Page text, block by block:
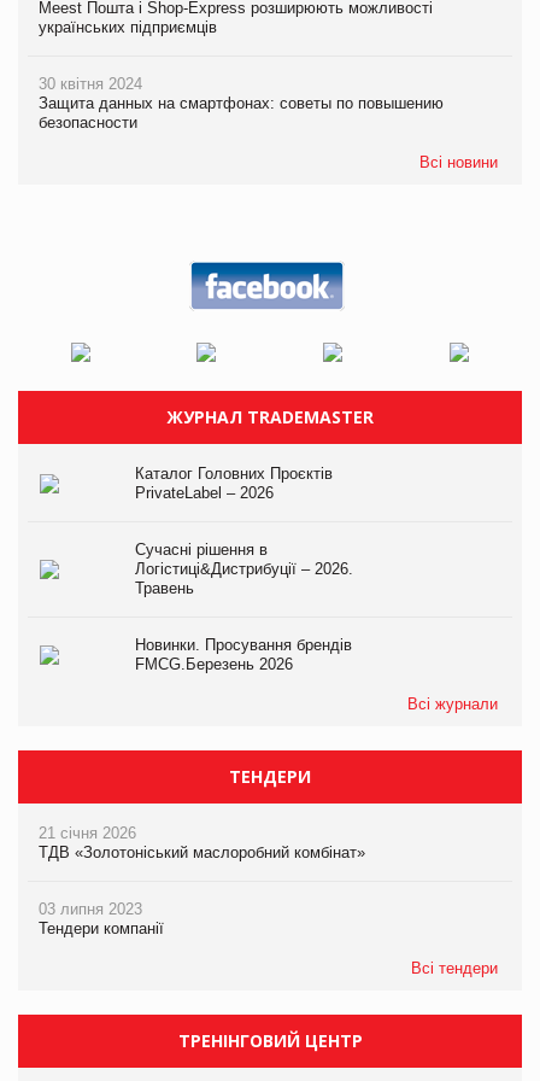
Meest Пошта і Shop-Express розширюють можливості
українських підприємців
30 квітня 2024
Защита данных на смартфонах: советы по повышению
безопасности
Всі новини
ЖУРНАЛ TRADEMASTER
Каталог Головних Проєктів
PrivateLabel – 2026
Сучасні рішення в
Логістиці&Дистрибуції – 2026.
Травень
Новинки. Просування брендів
FMCG.Березень 2026
Всі журнали
ТЕНДЕРИ
21 січня 2026
ТДВ «Золотоніський маслоробний комбінат»
03 липня 2023
Тендери компанії
Всі тендери
ТРЕНІНГОВИЙ ЦЕНТР